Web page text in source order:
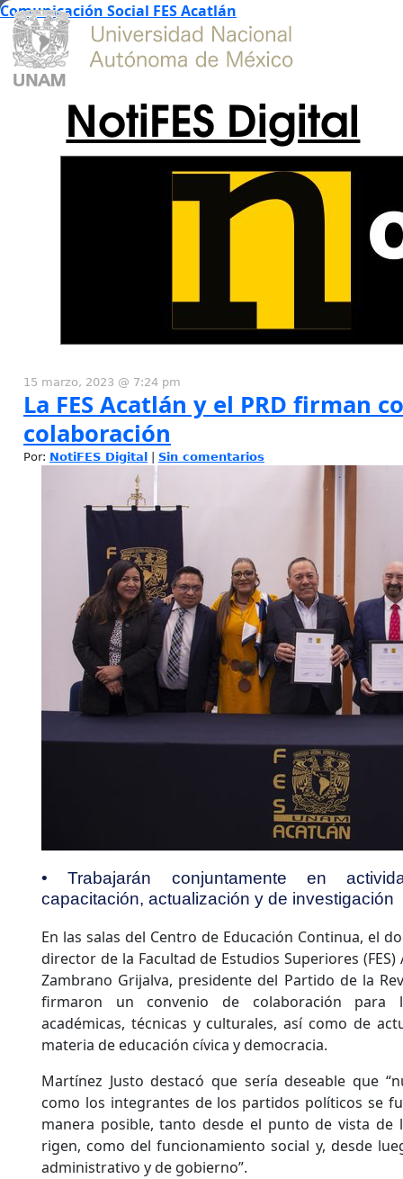
Comunicación Social FES Acatlán
NotiFES Digital
15 marzo, 2023 @ 7:24 pm
La FES Acatlán y el PRD firman
colaboración
Por: NotiFES Digital Sin comentarios
• Trabajarán conjuntamente en
capacitación, actualización y de investigación
En las salas del Centro de Educación Continua, el
director de la Facultad de Estudios Superiores (FES)
Zambrano Grijalva, presidente del Partido de la
firmaron un convenio de colaboración para
académicas, técnicas y culturales, así como de
materia de educación cívica y democracia.
Martínez Justo destacó que sería deseable que
como los integrantes de los partidos políticos se
manera posible, tanto desde el punto de vista de
rigen, como del funcionamiento social y, desde
administrativo y de gobierno”.